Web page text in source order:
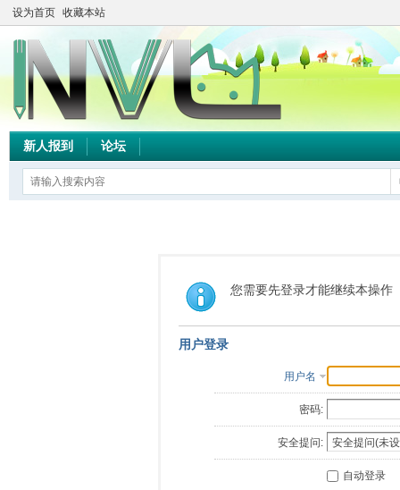
设为首页 收藏本站
新人报到 论坛
您需要先登录才能继续本操作
用户登录
用户名
密码:
安全提问:
自动登录